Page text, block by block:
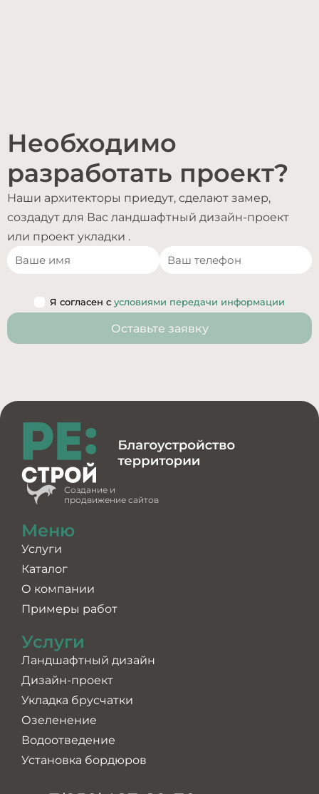
Необходимо
разработать проект?
Наши архитекторы приедут, сделают замер,
создадут для Вас ландшафтный дизайн-проект
или проект укладки .
Я согласен с условиями передачи информации
Оставьте заявку
Создание и
продвижение сайтов
Меню
Услуги
Каталог
О компании
Примеры работ
Услуги
Ландшафтный дизайн
Дизайн-проект
Укладка брусчатки
Озеленение
Водоотведение
Установка бордюров